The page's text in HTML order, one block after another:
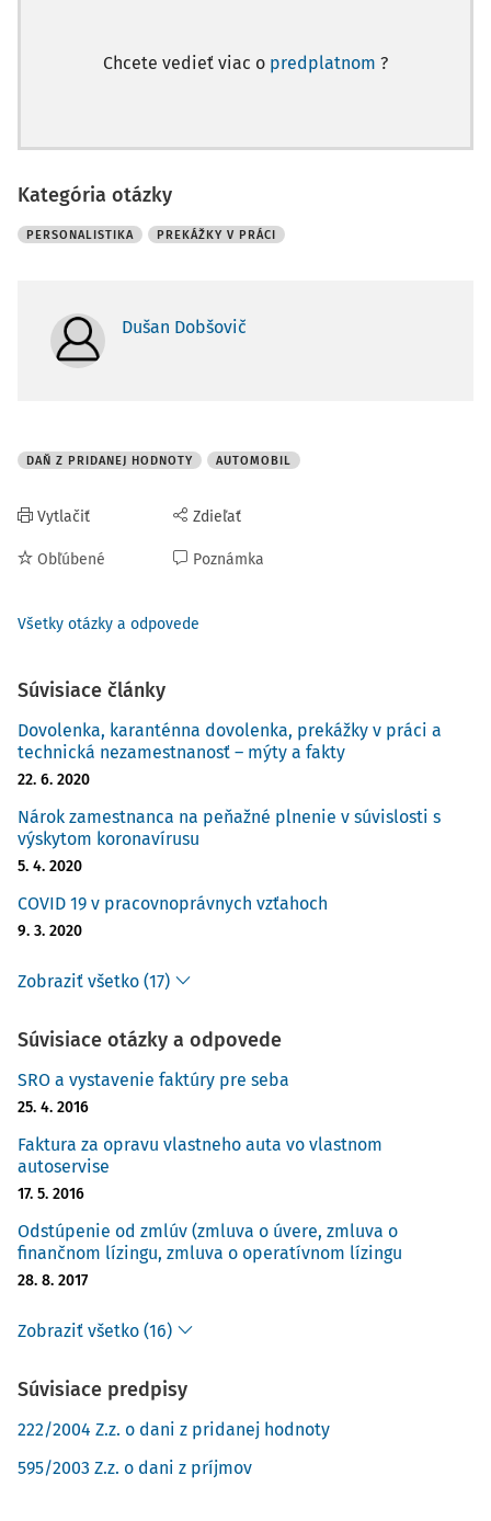
Chcete vedieť viac o predplatnom ?
Kategória otázky
PERSONALISTIKA PREKÁŽKY V PRÁCI
Dušan Dobšovič
DAŇ Z PRIDANEJ HODNOTY AUTOMOBIL
Vytlačiť
Obľúbené
Zdieľať
Poznámka
Všetky otázky a odpovede
Súvisiace články
Dovolenka, karanténna dovolenka, prekážky v práci a
technická nezamestnanosť – mýty a fakty
22. 6. 2020
Nárok zamestnanca na peňažné plnenie v súvislosti s
výskytom koronavírusu
5. 4. 2020
COVID 19 v pracovnoprávnych vzťahoch
9. 3. 2020
Zobraziť všetko (17)
Súvisiace otázky a odpovede
SRO a vystavenie faktúry pre seba
25. 4. 2016
Faktura za opravu vlastneho auta vo vlastnom
autoservise
17. 5. 2016
Odstúpenie od zmlúv (zmluva o úvere, zmluva o
finančnom lízingu, zmluva o operatívnom lízingu
28. 8. 2017
Zobraziť všetko (16)
Súvisiace predpisy
222/2004 Z.z. o dani z pridanej hodnoty
595/2003 Z.z. o dani z príjmov